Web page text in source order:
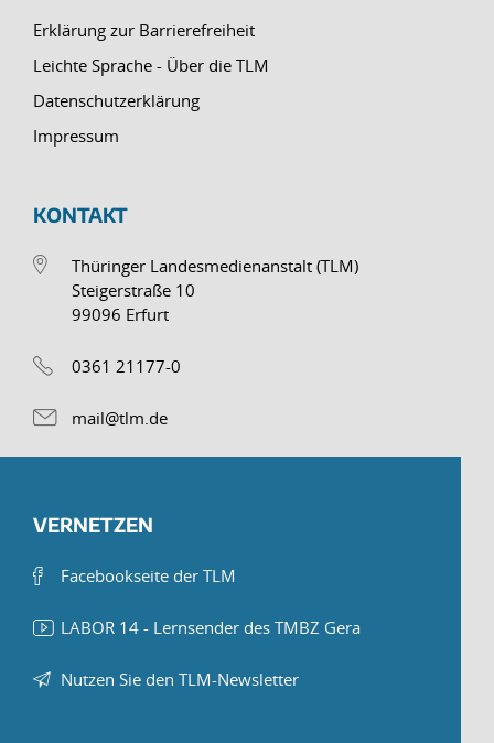
Erklärung zur Barrierefreiheit
Leichte Sprache - Über die TLM
Datenschutzerklärung
Impressum
KONTAKT
Thüringer Landesmedienanstalt (TLM)
Steigerstraße 10
99096 Erfurt
0361 21177-0
mail@tlm.de
VERNETZEN
Facebookseite der TLM
LABOR 14 - Lernsender des TMBZ Gera
Nutzen Sie den TLM-Newsletter